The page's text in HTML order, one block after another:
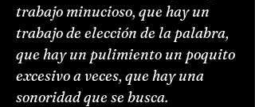
trabajo minucioso, que hay un
trabajo de elección de la palabra,
que hay un pulimiento un poquito
excesivo a veces, que hay una
sonoridad que se busca.